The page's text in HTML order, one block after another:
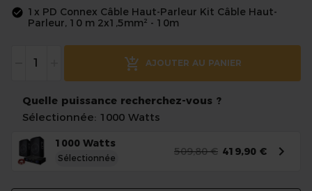
1x PD Connex Câble Haut-Parleur Kit Câble Haut-
Parleur, 10 m 2x1,5mm² - 10m
AJOUTER AU PANIER
Quelle puissance recherchez-vous ?
Sélectionnée: 1000 Watts
1000 Watts
Sélectionnée
419,90 €
509,80 €